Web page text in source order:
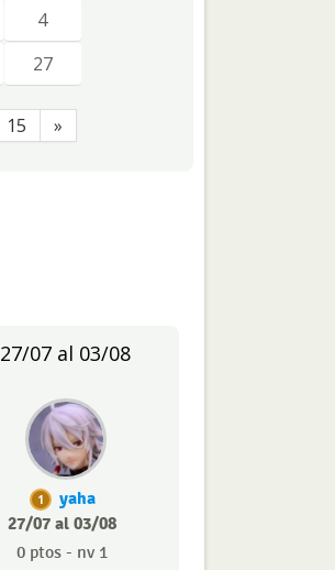
4
27
15 »
27/07 al 03/08
1
yaha
27/07 al 03/08
0 ptos - nv 1